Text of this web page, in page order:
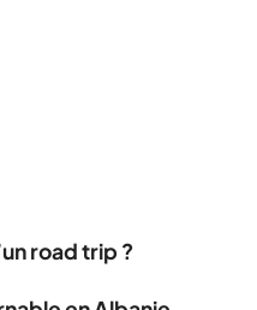
road trip ?